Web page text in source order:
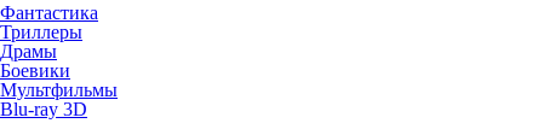
Фантастика
Триллеры
Драмы
Боевики
Мультфильмы
Blu-ray 3D